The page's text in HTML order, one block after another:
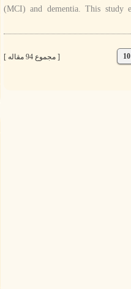
(MCI) and dementia. This study
10 [ مجموع 94 مقاله ]